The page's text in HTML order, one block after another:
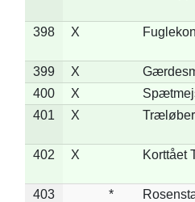
398 X
399 X
400
X
401
X Træløber
402 X Korttået
403 *